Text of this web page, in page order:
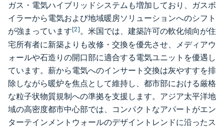
ガス・電気ハイブリッドシステムも増加しており、ガスボ
イラーから電気および地域暖房ソリューションへのシフト
が強まっています[2]。米国では、建築許可の軟化傾向が住
宅所有者に新築よりも改修・交換を優先させ、メディアウ
ォールや石造りの開口部に適合する電気ユニットを優遇し
ています。薪から電気へのインサート交換は灰やすすを排
除しながら暖炉を焦点として維持し、都市部における厳格
な粒子状物質規制への準拠を支援します。アジア太平洋地
域の高密度都市中心部では、コンパクトなアパートがエン
ターテインメントウォールのデザイントレンドに沿ったス